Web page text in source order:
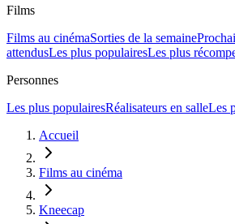
Films
Films au cinémaSorties de la semaine
attendusLes plus populairesLes plus
Personnes
Les plus populairesRéalisateurs en salleLes
Accueil
Films au cinéma
Kneecap